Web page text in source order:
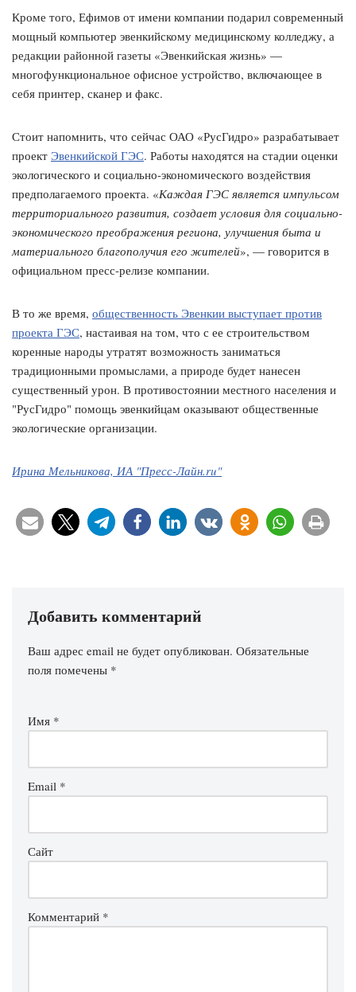
Кроме того, Ефимов от имени компании подарил современный
мощный компьютер эвенкийскому медицинскому колледжу, а
редакции районной газеты «Эвенкийская жизнь» —
многофункциональное офисное устройство, включающее в
себя принтер, сканер и факс.
Стоит напомнить, что сейчас ОАО «РусГидро» разрабатывает
проект Эвенкийской ГЭС. Работы находятся на стадии оценки
экологического и социально-экономического воздействия
предполагаемого проекта. «Каждая ГЭС является импульсом
территориального развития, создает условия для социально-
экономического преображения региона, улучшения быта и
материального благополучия его жителей», — говорится в
официальном пресс-релизе компании.
В то же время, общественность Эвенкии выступает против
проекта ГЭС, настаивая на том, что с ее строительством
коренные народы утратят возможность заниматься
традиционными промыслами, а природе будет нанесен
существенный урон. В противостоянии местного населения и
"РусГидро" помощь эвенкийцам оказывают общественные
экологические организации.
Ирина Мельникова, ИА "Пресс-Лайн.ru"
Добавить комментарий
Ваш адрес email не будет опубликован. Обязательные
поля помечены *
Имя *
Email *
Сайт
Комментарий *